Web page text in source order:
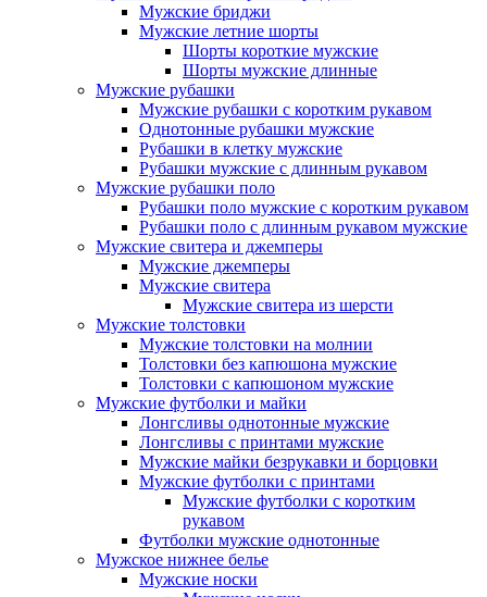
Мужские бриджи
Мужские летние шорты
Шорты короткие мужские
Шорты мужские длинные
Мужские рубашки
Мужские рубашки с коротким рукавом
Однотонные рубашки мужские
Рубашки в клетку мужские
Рубашки мужские с длинным рукавом
Мужские рубашки поло
Рубашки поло мужские с коротким рукавом
Рубашки поло с длинным рукавом мужские
Мужские свитера и джемперы
Мужские джемперы
Мужские свитера
Мужские свитера из шерсти
Мужские толстовки
Мужские толстовки на молнии
Толстовки без капюшона мужские
Толстовки с капюшоном мужские
Мужские футболки и майки
Лонгсливы однотонные мужские
Лонгсливы с принтами мужские
Мужские майки безрукавки и борцовки
Мужские футболки с принтами
Мужские футболки с коротким
рукавом
Футболки мужские однотонные
Мужское нижнее белье
Мужские носки